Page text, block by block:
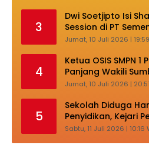
3
Dwi Soetjipto Isi
Session di PT
Perusahaan
Jumat, 10 Juli 2026 |
4
Ketua OSIS SMPN 1
Panjang Wakili
Ajang Nasional
Jumat, 10 Juli 2026 |
5
Sekolah Diduga
Penyidikan, Kejari
Dugaan Pungli
Sabtu, 11 Juli 2026 | 10:16